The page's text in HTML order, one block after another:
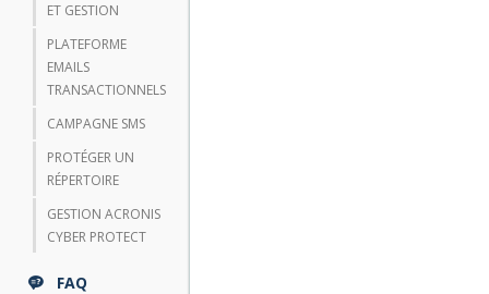
ET GESTION
PLATEFORME
EMAILS
TRANSACTIONNELS
CAMPAGNE SMS
PROTÉGER UN
RÉPERTOIRE
GESTION ACRONIS
CYBER PROTECT
FAQ